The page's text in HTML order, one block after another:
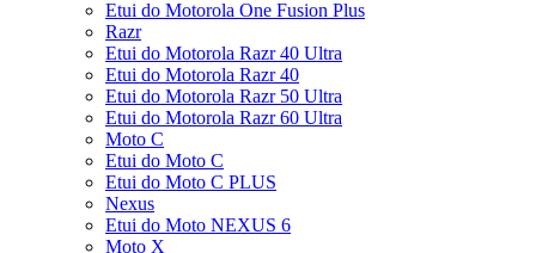
Etui do Motorola One Fusion Plus
Razr
Etui do Motorola Razr 40 Ultra
Etui do Motorola Razr 40
Etui do Motorola Razr 50 Ultra
Etui do Motorola Razr 60 Ultra
Moto C
Etui do Moto C
Etui do Moto C PLUS
Nexus
Etui do Moto NEXUS 6
Moto X